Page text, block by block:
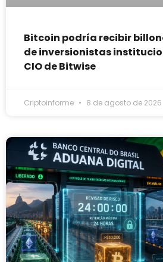
Bitcoin podría recibir
de inversionistas
CIO de Bitwise
Criptoinforme 8 de agosto de 2026